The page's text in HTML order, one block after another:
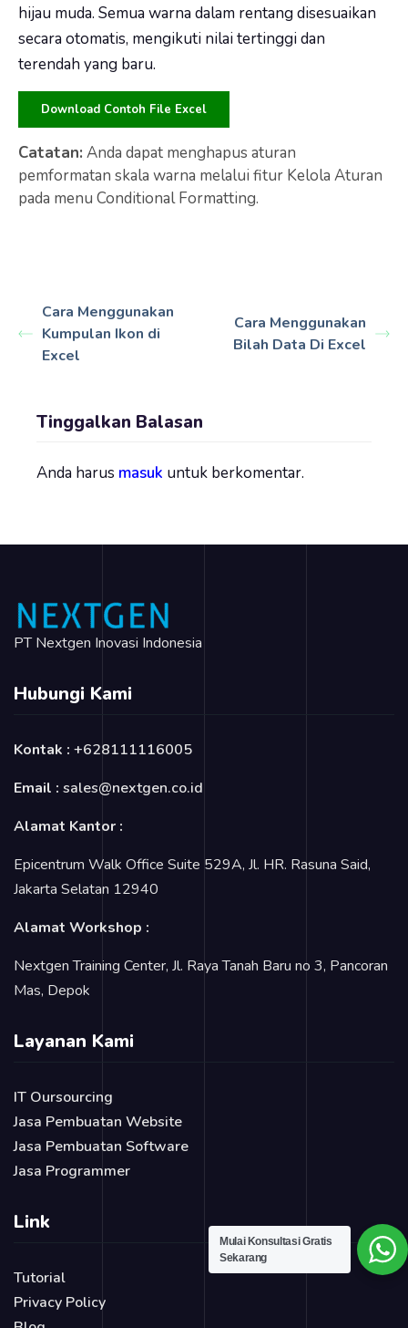
hijau muda. Semua warna dalam rentang disesuaikan
secara otomatis, mengikuti nilai tertinggi dan
terendah yang baru.
Download Contoh File Excel
Catatan: Anda dapat menghapus aturan
pemformatan skala warna melalui fitur Kelola Aturan
pada menu Conditional Formatting.
Cara Menggunakan
Kumpulan Ikon di
Excel
Cara Menggunakan
Bilah Data Di Excel
Tinggalkan Balasan
Anda harus masuk untuk berkomentar.
PT Nextgen Inovasi Indonesia
Hubungi Kami
Kontak : +628111116005
Email : sales@nextgen.co.id
Alamat Kantor :
Epicentrum Walk Office Suite 529A, Jl. HR. Rasuna Said,
Jakarta Selatan 12940
Alamat Workshop :
Nextgen Training Center, Jl. Raya Tanah Baru no 3, Pancoran
Mas, Depok
Layanan Kami
IT Oursourcing
Jasa Pembuatan Website
Jasa Pembuatan Software
Jasa Programmer
Link
Tutorial
Privacy Policy
Mulai Konsultasi Gratis
Sekarang